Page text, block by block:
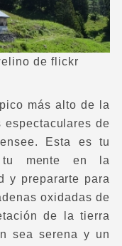
de flickr
más alto de la
de
Esta es tu
tu mente en la
y prepararte para
oxidadas de
de la tierra
sea serena y un